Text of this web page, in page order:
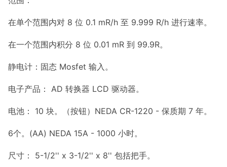
在单个范围内对 8 位 0.1 mR/h 至 9.999 R/h 进行速率。
在一个范围内积分 8 位 0.01 mR 到 99.9R。
静电计：固态 Mosfet 输入。
电子产品： AD 转换器 LCD 驱动器。
电池： 10 块。（按钮）NEDA CR-1220 - 保质期 7 年。
6个。(AA) NEDA 15A - 1000 小时。
尺寸： 5-1/2'' x 3-1/2'' x 8'' 包括把手。